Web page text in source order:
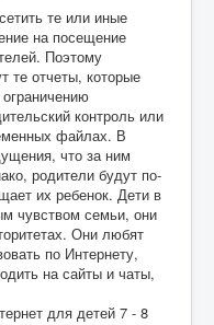
те или иные
на посещение
Поэтому
те отчеты, которые
контроль или
файлах. В
что за ним
родители будут по-
их ребенок. Дети в
чувством семьи, они
Они любят
по Интернету,
на сайты и чаты,
для детей 7 - 8